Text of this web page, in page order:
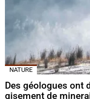
NATURE
Des géologues ont
gisement de